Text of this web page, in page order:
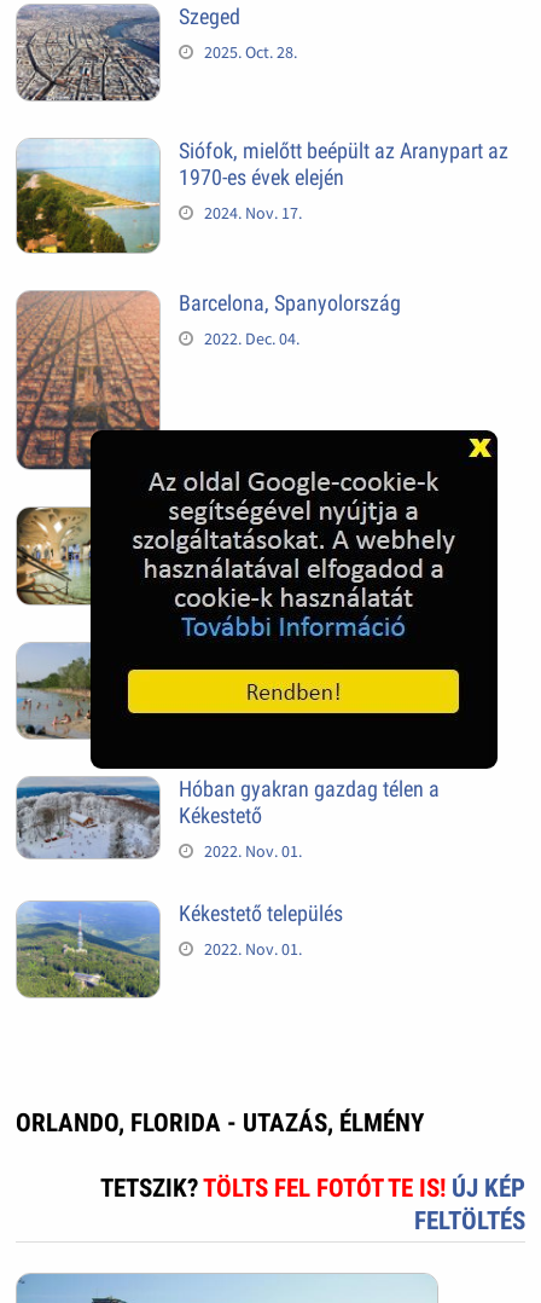
Szeged
2025. Oct. 28.
Siófok, mielőtt beépült az Aranypart az
1970-es évek elején
2024. Nov. 17.
Barcelona, Spanyolország
2022. Dec. 04.
Hagymatikum | Makó fürdő
2022. Nov. 01.
2022. Nov. 01.
Hóban gyakran gazdag télen a
Kékestető
2022. Nov. 01.
Kékestető település
2022. Nov. 01.
ORLANDO, FLORIDA - UTAZÁS, ÉLMÉNY
TETSZIK?TÖLTS FEL FOTÓT TE IS! ÚJ KÉP
FELTÖLTÉS